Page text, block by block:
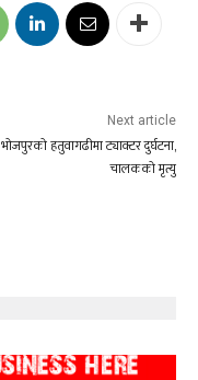
Next article
भोजपुरको हतुवागढीमा ट्याक्टर दुर्घटना,
चालकको मृत्यु